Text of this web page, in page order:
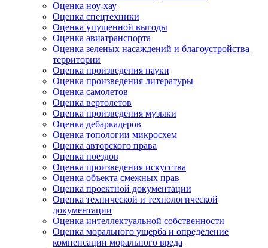
Оценка ноу-хау
Оценка спецтехники
Оценка упущенной выгоды
Оценка авиатранспорта
Оценка зеленых насаждений и благоустройства
территории
Оценка произведения науки
Оценка произведения литературы
Оценка самолетов
Оценка вертолетов
Оценка произведения музыки
Оценка дебаркадеров
Оценка топологии микросхем
Оценка авторского права
Оценка поездов
Оценка произведения искусства
Оценка объекта смежных прав
Оценка проектной документации
Оценка технической и технологической
документации
Оценка интеллектуальной собственности
Оценка морального ущерба и определение
компенсации морального вреда